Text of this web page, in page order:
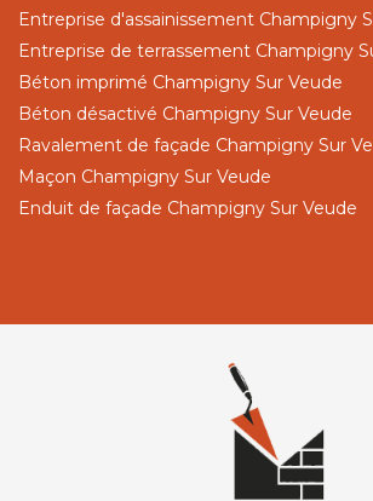
Entreprise d'assainissement Champigny
Entreprise de terrassement Champigny
Béton imprimé Champigny Sur Veude
Béton désactivé Champigny Sur Veude
Ravalement de façade Champigny Sur
Maçon Champigny Sur Veude
Enduit de façade Champigny Sur Veude